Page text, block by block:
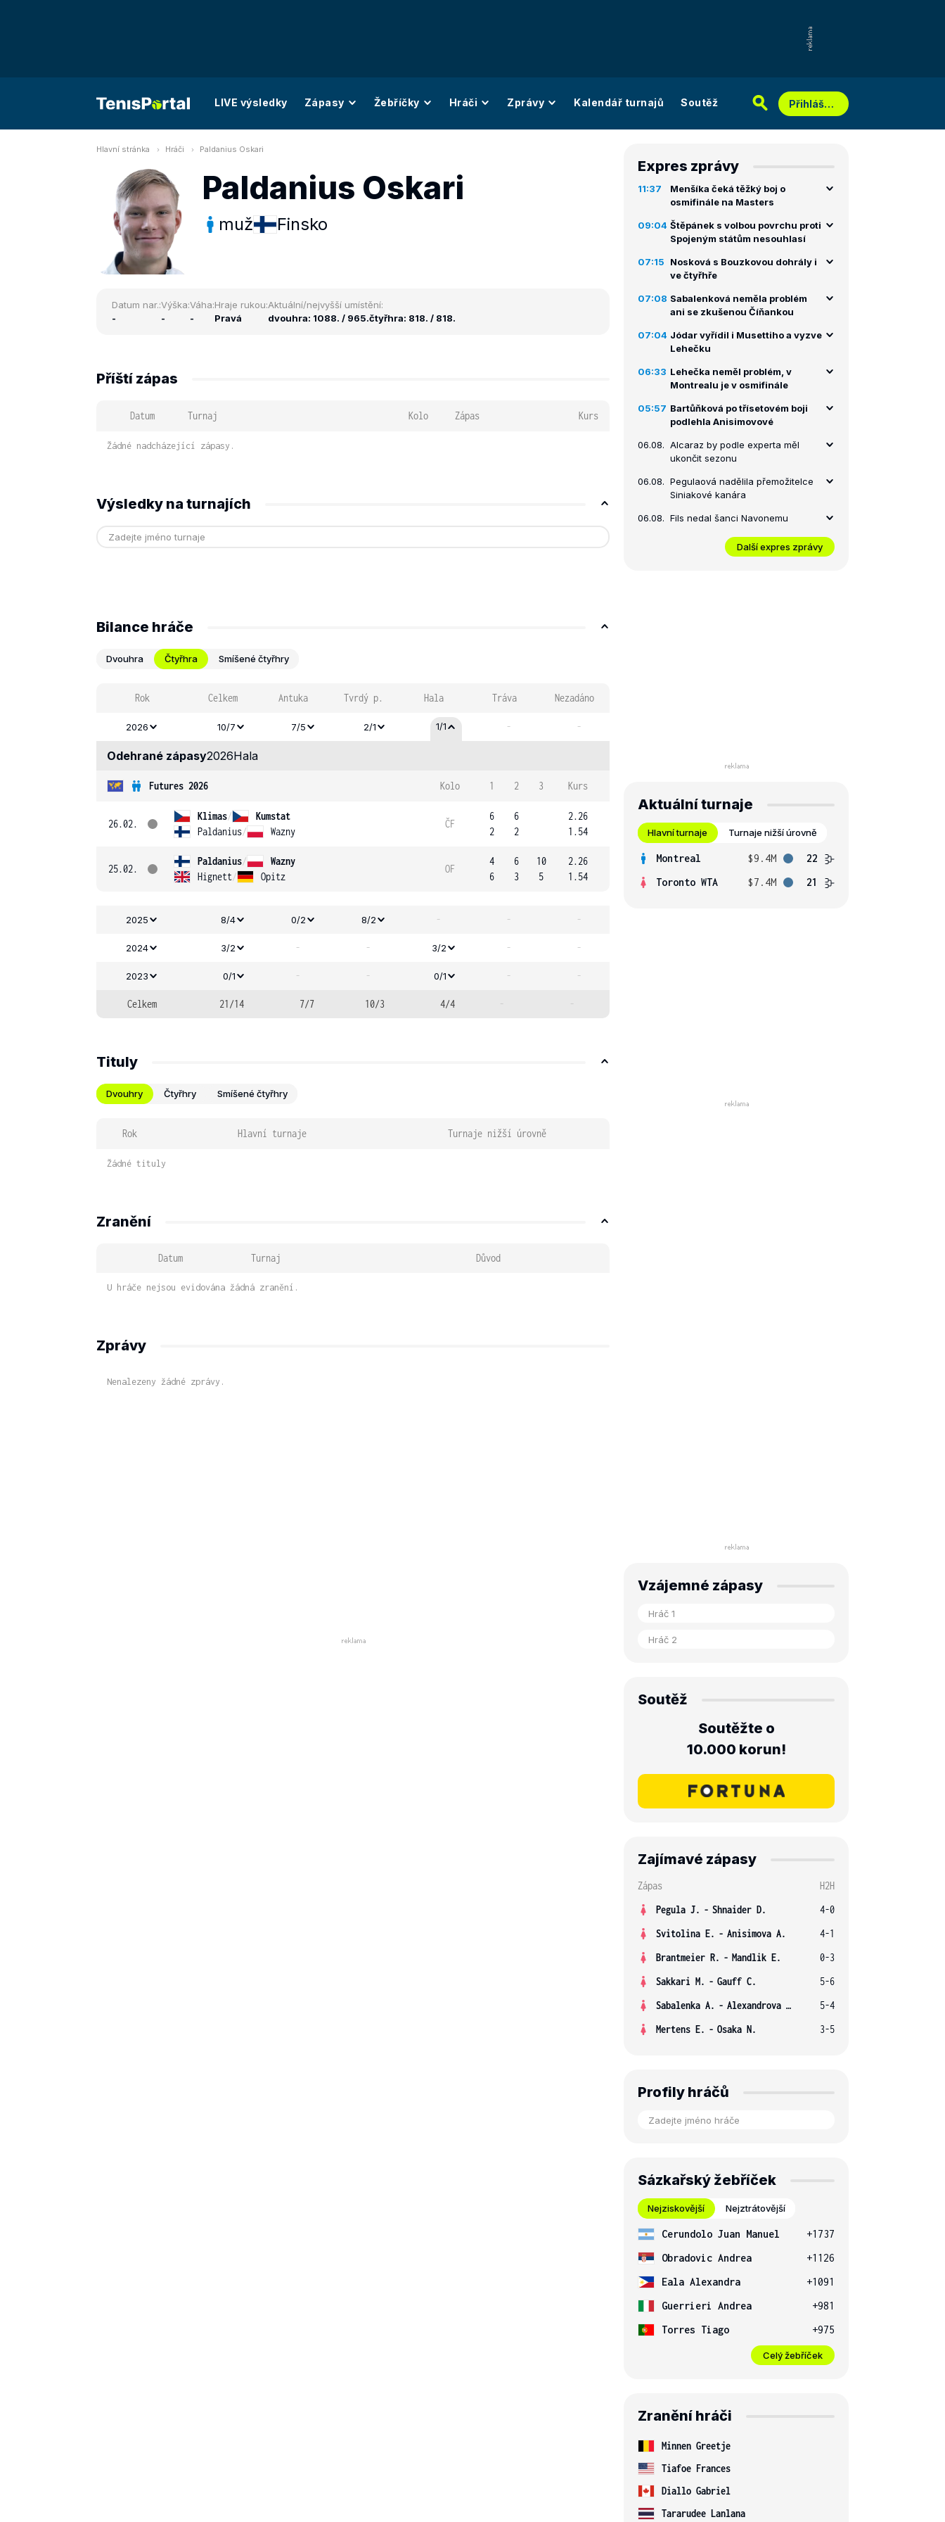
LIVE výsledky Zápasy Žebříčky Hráči Zprávy Kalendář turnajů Soutěž Přihlášení
Hlavní stránka Hráči Paldanius Oskari
Paldanius Oskari
muž Finsko
Datum nar.:
-
Výška:
-
Váha:
-
Hraje rukou:
Pravá
Aktuální/nejvyšší umístění:
dvouhra: 1088. / 965.čtyřhra: 818. / 818.
Příští zápas
Datum Turnaj Kolo Zápas Kurs
Žádné nadcházející zápasy.
Výsledky na turnajích
Bilance hráče
Dvouhra Čtyřhra Smíšené čtyřhry
Rok Celkem Antuka Tvrdý p. Hala Tráva Nezadáno
2026 10/7 7/5 2/1 1/1 - -
Odehrané zápasy2026Hala
Futures 2026 Kolo 1 2 3 Kurs
26.02.
Klimas/
Kumstat
Paldanius/ Wazny
ČF
6
2
6
2
2.26
1.54
25.02.
Paldanius/
Wazny
Hignett/ Opitz
OF
4
6
6
3
10
5
2.26
1.54
2025 8/4 0/2 8/2 - - -
2024 3/2 - - 3/2 - -
2023 0/1 - - 0/1 - -
Celkem 21/14 7/7 10/3 4/4 - -
Tituly
Dvouhry Čtyřhry Smíšené čtyřhry
Rok Hlavní turnaje Turnaje nižší úrovně
Žádné tituly
Zranění
Datum Turnaj Důvod
U hráče nejsou evidována žádná zranění.
Zprávy
Nenalezeny žádné zprávy.
Expres zprávy
11:37
Menšíka čeká těžký boj o
osmifinále na Masters
09:04 Štěpánek s volbou povrchu proti
Spojeným státům nesouhlasí
07:15
Nosková s Bouzkovou dohrály i
ve čtyřhře
07:08 Sabalenková neměla problém
ani se zkušenou Číňankou
07:04 Jódar vyřídil i Musettiho a vyzve
Lehečku
06:33 Lehečka neměl problém, v
Montrealu je v osmifinále
05:57 Bartůňková po třísetovém boji
podlehla Anisimovové
06.08. Alcaraz by podle experta měl
ukončit sezonu
06.08. Pegulaová nadělila přemožitelce
Siniakové kanára
06.08. Fils nedal šanci Navonemu
Další expres zprávy
Aktuální turnaje
Hlavní turnaje Turnaje nižší úrovně
Montreal $9.4M
22
Toronto WTA
$7.4M 21
Vzájemné zápasy
Soutěž
Soutěžte o
10.000 korun!
Zajímavé zápasy
Zápas
H2H
Pegula J. - Shnaider D.
4-0
Svitolina E. - Anisimova A.
4-1
Brantmeier R. - Mandlik E.
0-3
Sakkari M. - Gauff C.
5-6
Sabalenka A. - Alexandrova E.
5-4
Mertens E. - Osaka N. 3-5
Profily hráčů
Sázkařský žebříček
Nejziskovější Nejztrátovější
Cerundolo Juan Manuel
+1737
Obradovic Andrea
+1126
Eala Alexandra
+1091
Guerrieri Andrea
+981
Torres Tiago
+975
Celý žebříček
Zranění hráči
Minnen Greetje
Tiafoe Frances
Diallo Gabriel
Tararudee Lanlana